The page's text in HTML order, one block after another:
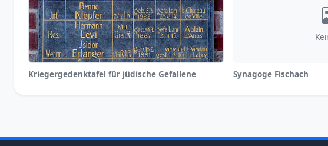
Kriegergedenktafel für jüdische Gefallene Synagoge Fischach